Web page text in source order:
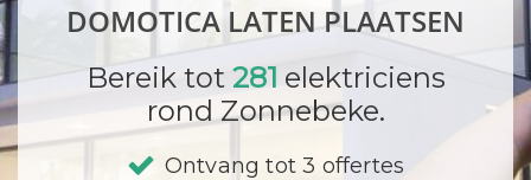
Domotica opbouw
Bedrijf registreren
DOMOTICA LATEN PLAATSEN
Bereik tot 281 elektriciens
rond Zonnebeke.
Ontvang tot 3 offertes